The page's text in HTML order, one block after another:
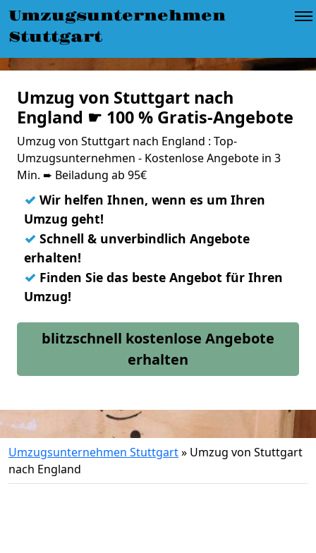
Umzugsunternehmen
Stuttgart
Umzug von Stuttgart nach
England ☛ 100 % Gratis-Angebote
Umzug von Stuttgart nach England : Top-
Umzugsunternehmen - Kostenlose Angebote in 3
Min. ➨ Beiladung ab 95€
✓ Wir helfen Ihnen, wenn es um Ihren
Umzug geht!
✓ Schnell & unverbindlich Angebote
erhalten!
✓ Finden Sie das beste Angebot für Ihren
Umzug!
blitzschnell kostenlose Angebote
erhalten
Umzugsunternehmen Stuttgart» Umzug von Stuttgart
nach England